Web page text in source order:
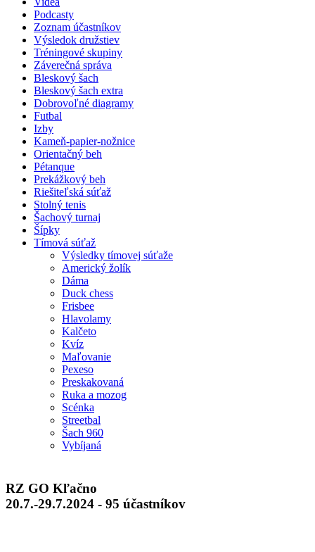
Podcasty
Zoznam účastníkov
Výsledok družstiev
Tréningové skupiny
Záverečná správa
Bleskový šach
Bleskový šach extra
Dobrovoľné diagramy
Futbal
Izby
Kameň-papier-nožnice
Orientačný beh
Pétanque
Prekážkový beh
Riešiteľská súťaž
Stolný tenis
Šachový turnaj
Šípky
Tímová súťaž
Výsledky tímovej súťaže
Americký žolík
Dáma
Duck chess
Frisbee
Hlavolamy
Kalčeto
Kvíz
Maľovanie
Pexeso
Preskakovaná
Ruka a mozog
Scénka
Streetbal
Šach 960
Vybíjaná
RZ GO Kľačno
20.7.-29.7.2024 - 95 účastníkov